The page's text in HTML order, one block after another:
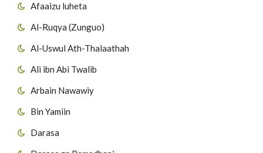
Afaaizu luheta
Al-Ruqya (Zunguo)
Al-Uswul Ath-Thalaathah
Ali ibn Abi Twalib
Arbain Nawawiy
Bin Yamiin
Darasa